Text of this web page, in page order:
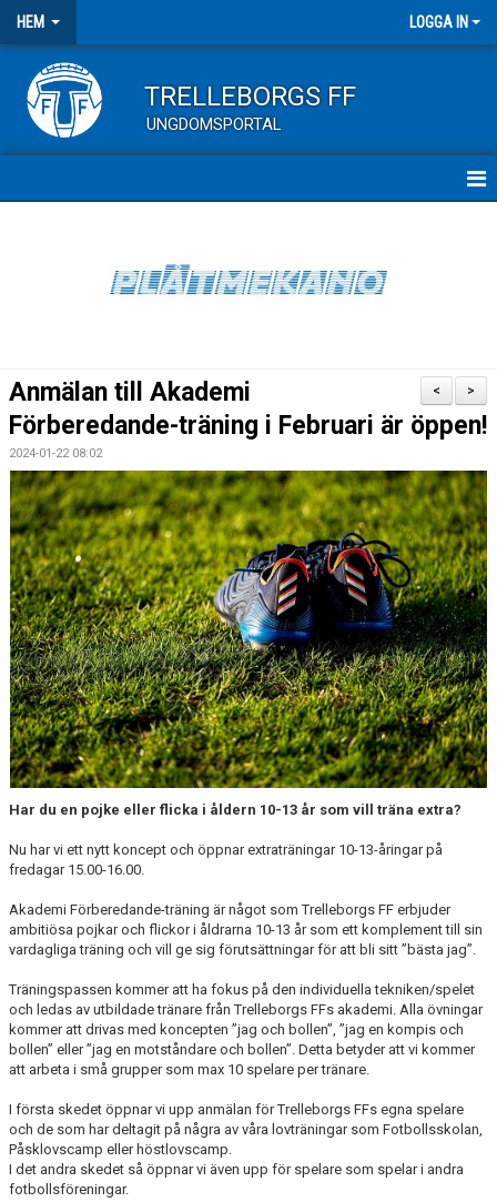
HEM LOGGA IN
TRELLEBORGS FF
UNGDOMSPORTAL
UNGDOMSMATCHER
>
<
Anmälan till Akademi
Förberedande-träning i Februari är öppen!
2024-01-22 08:02
Har du en pojke eller flicka i åldern 10-13 år som vill träna extra?
Nu har vi ett nytt koncept och öppnar extraträningar 10-13-åringar på
fredagar 15.00-16.00.
Akademi Förberedande-träning är något som Trelleborgs FF erbjuder
ambitiösa pojkar och flickor i åldrarna 10-13 år som ett komplement till sin
vardagliga träning och vill ge sig förutsättningar för att bli sitt ”bästa jag”.
Träningspassen kommer att ha fokus på den individuella tekniken/spelet
och ledas av utbildade tränare från Trelleborgs FFs akademi. Alla övningar
kommer att drivas med koncepten ”jag och bollen”, ”jag en kompis och
bollen” eller ”jag en motståndare och bollen”. Detta betyder att vi kommer
att arbeta i små grupper som max 10 spelare per tränare.
I första skedet öppnar vi upp anmälan för Trelleborgs FFs egna spelare
och de som har deltagit på några av våra lovträningar som Fotbollsskolan,
Påsklovscamp eller höstlovscamp.
I det andra skedet så öppnar vi även upp för spelare som spelar i andra
fotbollsföreningar.